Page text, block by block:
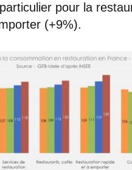
pour la
(+9%).